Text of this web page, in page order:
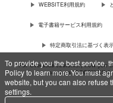
To provide you the best service,
Policy to learn more.You must
website, but you can also refuse
settings.
WEBSITE利用規約
電子書籍サービス利用規約
特定商取引法に基づく表
For Overseas customer, now you
services “AOCS”!